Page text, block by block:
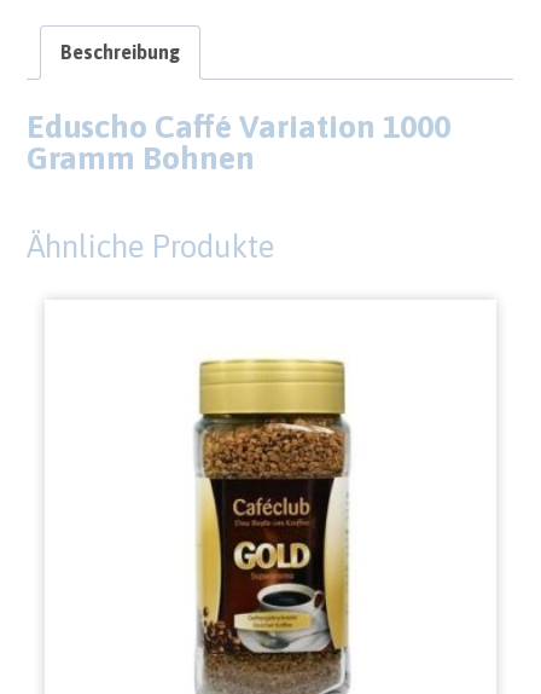
Beschreibung
Eduscho Caffé Variation 1000
Gramm Bohnen
Ähnliche Produkte